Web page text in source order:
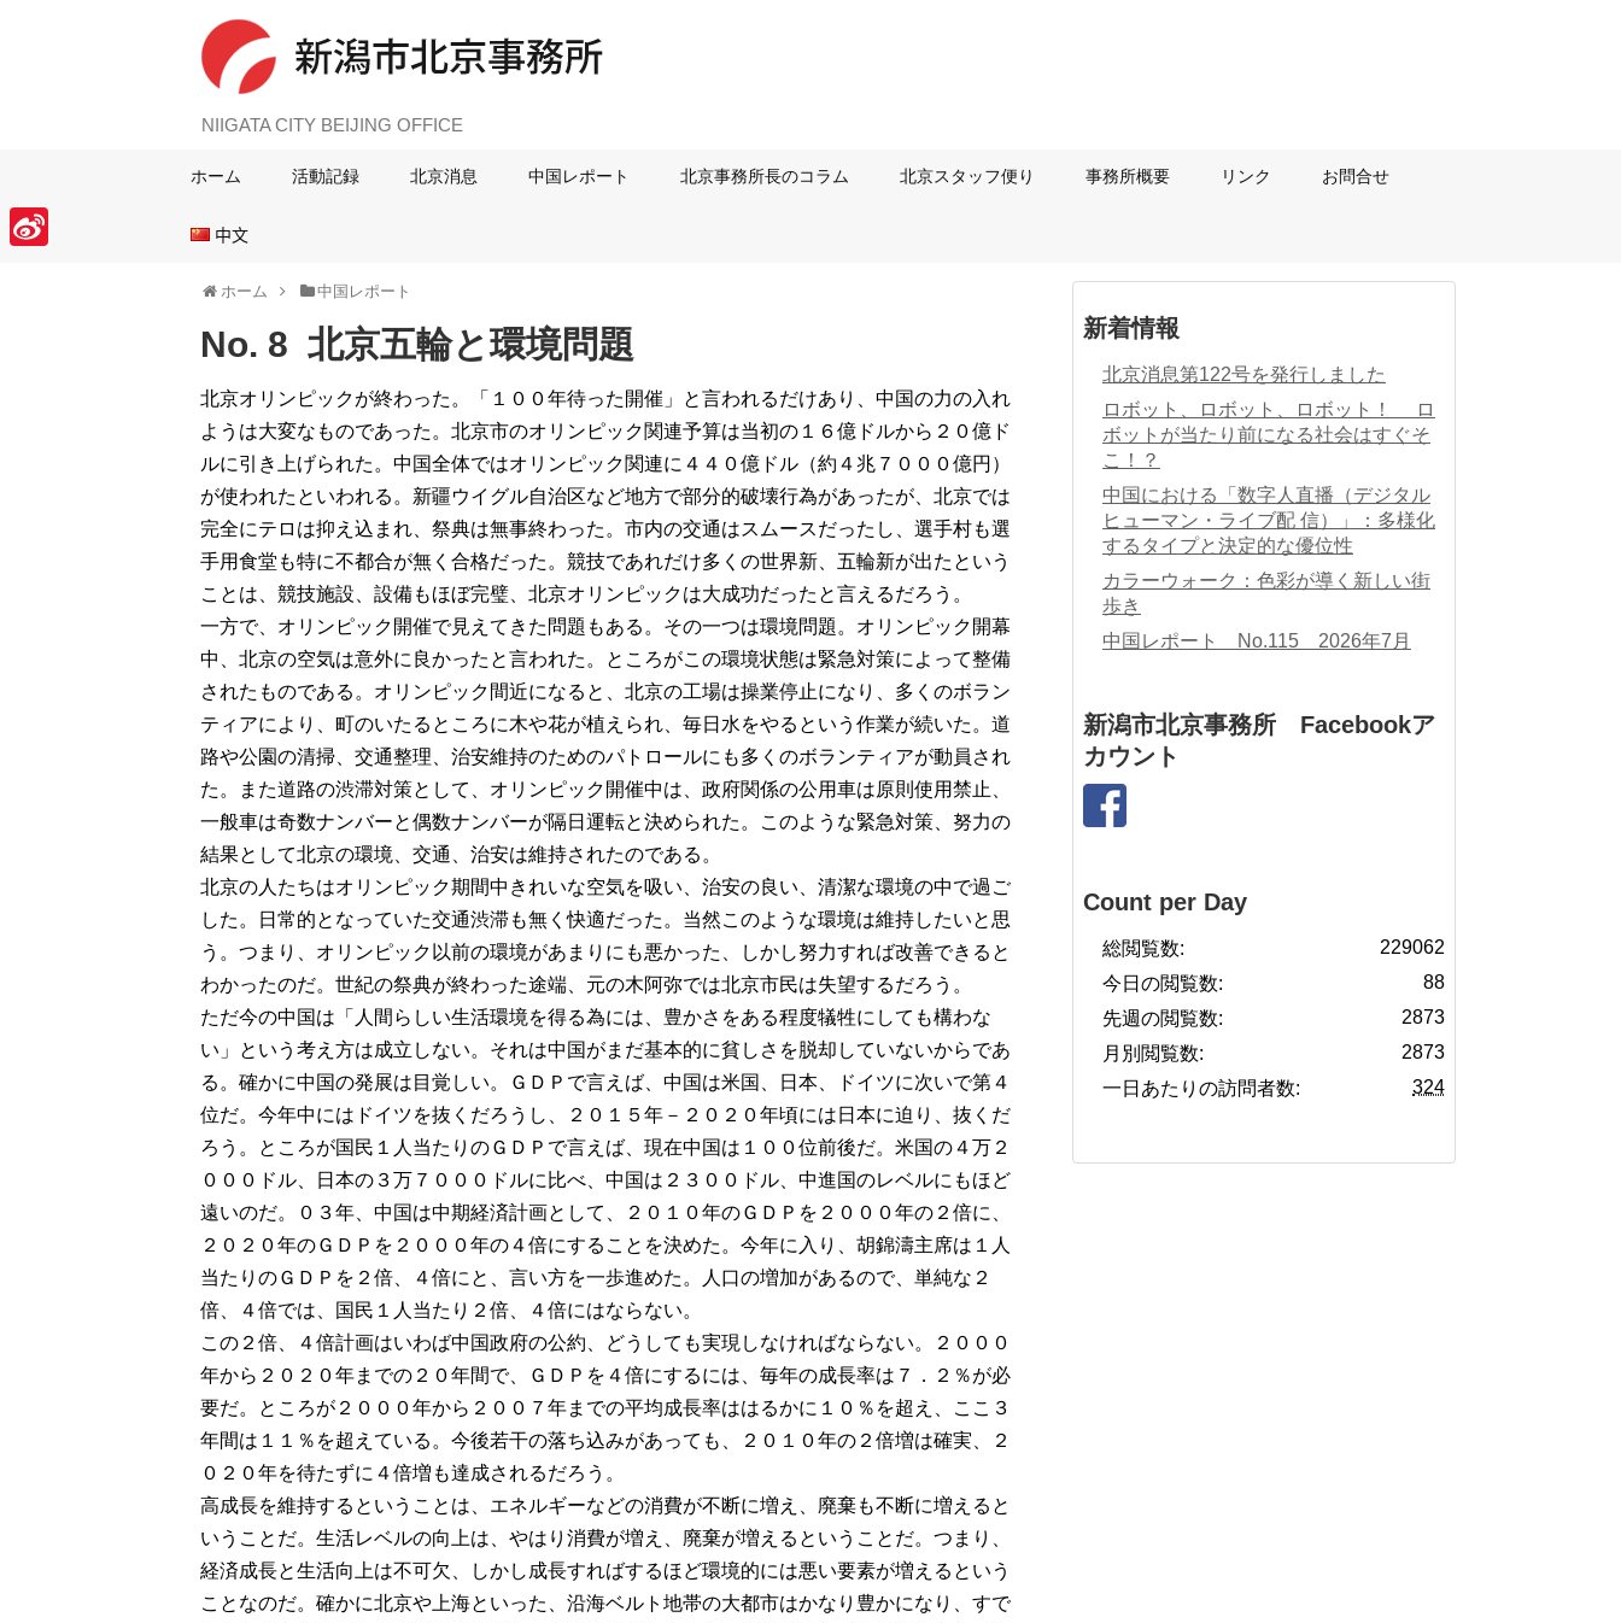
NIIGATA CITY BEIJING OFFICE
ホーム 活動記録 北京消息 中国レポート 北京事務所長のコラム 北京スタッフ便り 事務所概要 リンク お問合せ
中文
ホーム 中国レポート
No. 8 北京五輪と環境問題
北京オリンピックが終わった。「１００年待った開催」と言われるだけあり、中国の力の入れ
ようは大変なものであった。北京市のオリンピック関連予算は当初の１６億ドルから２０億ド
ルに引き上げられた。中国全体ではオリンピック関連に４４０億ドル（約４兆７０００億円）
が使われたといわれる。新疆ウイグル自治区など地方で部分的破壊行為があったが、北京では
完全にテロは抑え込まれ、祭典は無事終わった。市内の交通はスムースだったし、選手村も選
手用食堂も特に不都合が無く合格だった。競技であれだけ多くの世界新、五輪新が出たという
ことは、競技施設、設備もほぼ完璧、北京オリンピックは大成功だったと言えるだろう。
一方で、オリンピック開催で見えてきた問題もある。その一つは環境問題。オリンピック開幕
中、北京の空気は意外に良かったと言われた。ところがこの環境状態は緊急対策によって整備
されたものである。オリンピック間近になると、北京の工場は操業停止になり、多くのボラン
ティアにより、町のいたるところに木や花が植えられ、毎日水をやるという作業が続いた。道
路や公園の清掃、交通整理、治安維持のためのパトロールにも多くのボランティアが動員され
た。また道路の渋滞対策として、オリンピック開催中は、政府関係の公用車は原則使用禁止、
一般車は奇数ナンバーと偶数ナンバーが隔日運転と決められた。このような緊急対策、努力の
結果として北京の環境、交通、治安は維持されたのである。
北京の人たちはオリンピック期間中きれいな空気を吸い、治安の良い、清潔な環境の中で過ご
した。日常的となっていた交通渋滞も無く快適だった。当然このような環境は維持したいと思
う。つまり、オリンピック以前の環境があまりにも悪かった、しかし努力すれば改善できると
わかったのだ。世紀の祭典が終わった途端、元の木阿弥では北京市民は失望するだろう。
ただ今の中国は「人間らしい生活環境を得る為には、豊かさをある程度犠牲にしても構わな
い」という考え方は成立しない。それは中国がまだ基本的に貧しさを脱却していないからであ
る。確かに中国の発展は目覚しい。ＧＤＰで言えば、中国は米国、日本、ドイツに次いで第４
位だ。今年中にはドイツを抜くだろうし、２０１５年－２０２０年頃には日本に迫り、抜くだ
ろう。ところが国民１人当たりのＧＤＰで言えば、現在中国は１００位前後だ。米国の４万２
０００ドル、日本の３万７０００ドルに比べ、中国は２３００ドル、中進国のレベルにもほど
遠いのだ。０３年、中国は中期経済計画として、２０１０年のＧＤＰを２０００年の２倍に、
２０２０年のＧＤＰを２０００年の４倍にすることを決めた。今年に入り、胡錦濤主席は１人
当たりのＧＤＰを２倍、４倍にと、言い方を一歩進めた。人口の増加があるので、単純な２
倍、４倍では、国民１人当たり２倍、４倍にはならない。
この２倍、４倍計画はいわば中国政府の公約、どうしても実現しなければならない。２０００
年から２０２０年までの２０年間で、ＧＤＰを４倍にするには、毎年の成長率は７．２％が必
要だ。ところが２０００年から２００７年までの平均成長率ははるかに１０％を超え、ここ３
年間は１１％を超えている。今後若干の落ち込みがあっても、２０１０年の２倍増は確実、２
０２０年を待たずに４倍増も達成されるだろう。
高成長を維持するということは、エネルギーなどの消費が不断に増え、廃棄も不断に増えると
いうことだ。生活レベルの向上は、やはり消費が増え、廃棄が増えるということだ。つまり、
経済成長と生活向上は不可欠、しかし成長すればするほど環境的には悪い要素が増えるという
ことなのだ。確かに北京や上海といった、沿海ベルト地帯の大都市はかなり豊かになり、すで
新着情報
北京消息第122号を発行しました
ロボット、ロボット、ロボット！ ロ
ボットが当たり前になる社会はすぐそ
こ！？
中国における「数字人直播（デジタル
ヒューマン・ライブ配 信）」：多様化
するタイプと決定的な優位性
カラーウォーク：色彩が導く新しい街
歩き
中国レポート No.115 2026年7月
新潟市北京事務所 Facebookア
カウント
Count per Day
229062
総閲覧数:
88
今日の閲覧数:
2873
先週の閲覧数:
2873
月別閲覧数:
324
一日あたりの訪問者数: